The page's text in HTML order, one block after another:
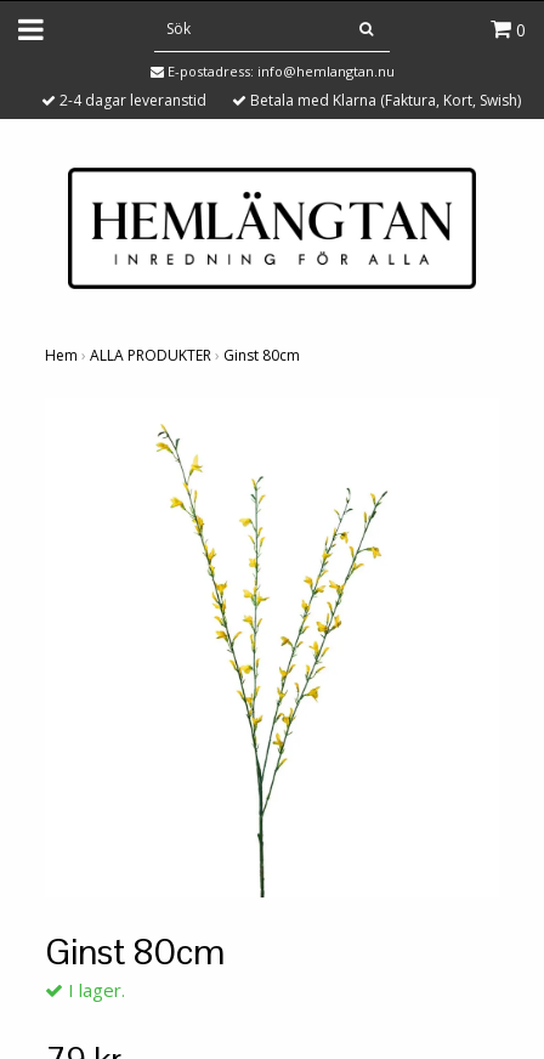
0
E-postadress: info@hemlangtan.nu
2-4 dagar leveranstid Betala med Klarna (Faktura, Kort, Swish)
Hem › ALLA PRODUKTER› Ginst 80cm
Ginst 80cm
I lager.